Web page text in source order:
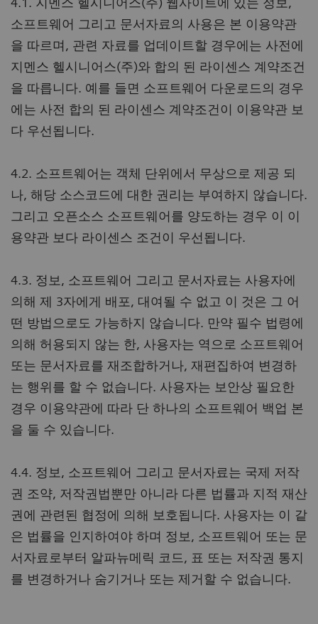
소프트웨어 그리고 문서자료의 사용은 본 이용약관
을 따르며, 관련 자료를 업데이트할 경우에는 사전에
지멘스 헬시니어스(주)와 합의 된 라이센스 계약조건
을 따릅니다. 예를 들면 소프트웨어 다운로드의 경우
에는 사전 합의 된 라이센스 계약조건이 이용약관 보
다 우선됩니다.
4.2. 소프트웨어는 객체 단위에서 무상으로 제공 되
나, 해당 소스코드에 대한 권리는 부여하지 않습니다.
그리고 오픈소스 소프트웨어를 양도하는 경우 이 이
용약관 보다 라이센스 조건이 우선됩니다.
4.3. 정보, 소프트웨어 그리고 문서자료는 사용자에
의해 제 3자에게 배포, 대여될 수 없고 이 것은 그 어
떤 방법으로도 가능하지 않습니다. 만약 필수 법령에
의해 허용되지 않는 한, 사용자는 역으로 소프트웨어
또는 문서자료를 재조합하거나, 재편집하여 변경하
는 행위를 할 수 없습니다. 사용자는 보안상 필요한
경우 이용약관에 따라 단 하나의 소프트웨어 백업 본
을 둘 수 있습니다.
4.4. 정보, 소프트웨어 그리고 문서자료는 국제 저작
권 조약, 저작권법뿐만 아니라 다른 법률과 지적 재산
권에 관련된 협정에 의해 보호됩니다. 사용자는 이 같
은 법률을 인지하여야 하며 정보, 소프트웨어 또는 문
서자료로부터 알파뉴메릭 코드, 표 또는 저작권 통지
를 변경하거나 숨기거나 또는 제거할 수 없습니다.